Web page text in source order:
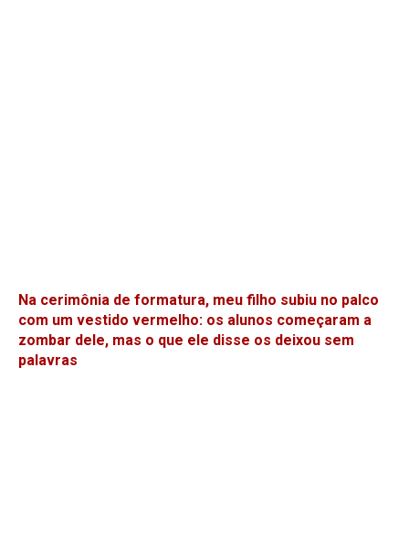
Na cerimônia de formatura, meu filho subiu no palco
com um vestido vermelho: os alunos começaram a
zombar dele, mas o que ele disse os deixou sem
palavras